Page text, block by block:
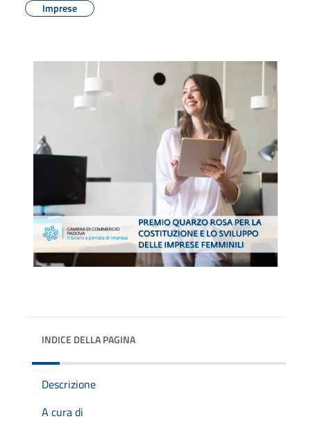
Imprese
INDICE DELLA PAGINA
Descrizione
A cura di